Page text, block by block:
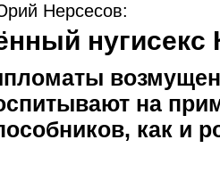
Нерсесов:
нугисекс
на
как и